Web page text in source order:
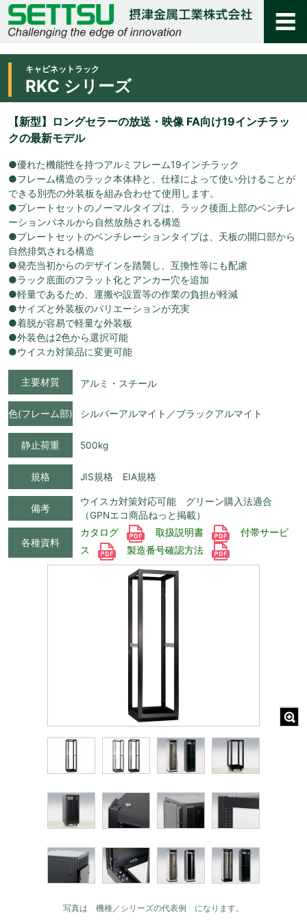
キャビネットラック
RKC シリーズ
【新型】ロングセラーの放送・映像 FA向け19インチラッ
クの最新モデル
●優れた機能性を持つアルミフレーム19インチラック
●フレーム構造のラック本体枠と、仕様によって使い分けることが
できる別売の外装板を組み合わせて使用します。
●プレートセットのノーマルタイプは、ラック後面上部のベンチレ
ーションパネルから自然放熱される構造
●プレートセットのベンチレーションタイプは、天板の開口部から
自然排気される構造
●発売当初からのデザインを踏襲し、互換性等にも配慮
●ラック底面のフラット化とアンカー穴を追加
●軽量であるため、運搬や設置等の作業の負担が軽減
●サイズと外装板のバリエーションが充実
●着脱が容易で軽量な外装板
●外装色は2色から選択可能
●ウイスカ対策品に変更可能
主要材質 アルミ・スチール
色(フレーム部) シルバーアルマイト／ブラックアルマイト
静止荷重 500kg
規格 JIS規格 EIA規格
備考
ウイスカ対策対応可能 グリーン購入法適合
（GPNエコ商品ねっと掲載）
各種資料
カタログ 取扱説明書
付帯サービ
ス
製造番号確認方法
写真は 機種／シリーズの代表例 になります。